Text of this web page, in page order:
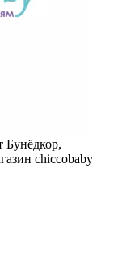
Бунёдкор,
chiccobaby